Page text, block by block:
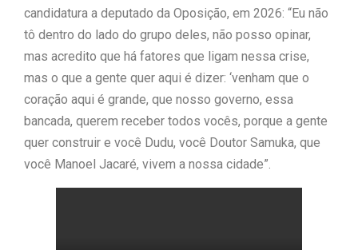
candidatura a deputado da Oposição, em 2026: “Eu não
tô dentro do lado do grupo deles, não posso opinar,
mas acredito que há fatores que ligam nessa crise,
mas o que a gente quer aqui é dizer: ‘venham que o
coração aqui é grande, que nosso governo, essa
bancada, querem receber todos vocês, porque a gente
quer construir e você Dudu, você Doutor Samuka, que
você Manoel Jacaré, vivem a nossa cidade”.